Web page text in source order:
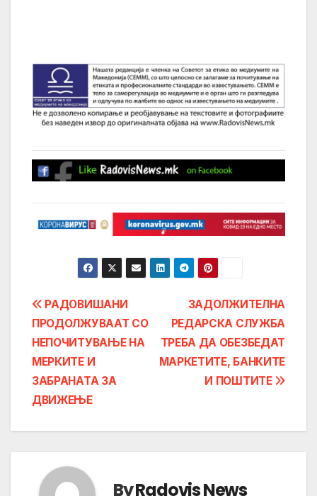
Post
navigation
ЗАДОЛЖИТЕЛНА
РЕДАРСКА СЛУЖБА
ТРЕБА ДА ОБЕЗБЕДАТ
МАРКЕТИТЕ, БАНКИТЕ
И ПОШТИТЕ
РАДОВИШАНИ
ПРОДОЛЖУВААТ СО
НЕПОЧИТУВАЊЕ НА
МЕРКИТЕ И
ЗАБРАНАТА ЗА
ДВИЖЕЊЕ
ByRadovis News